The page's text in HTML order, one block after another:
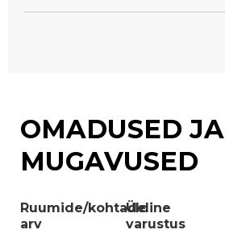
OMADUSED JA
MUGAVUSED
Ruumide/kohtade
arv
Üldine
varustus